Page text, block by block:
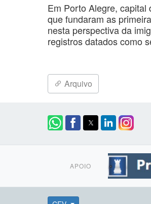
Em Porto Alegre, capital
que fundaram as
nesta perspectiva da
registros datados como
Arquivo
APOIO